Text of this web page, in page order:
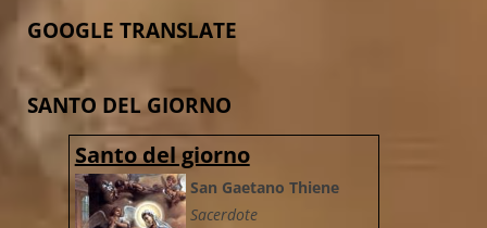
GOOGLE TRANSLATE
SANTO DEL GIORNO
Santo del giorno
San Gaetano Thiene
Sacerdote